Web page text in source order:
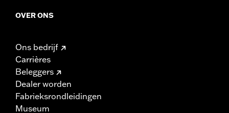
OVER ONS
Ons bedrijf
Carrières
Beleggers
Dealer worden
Fabrieksrondleidingen
Museum